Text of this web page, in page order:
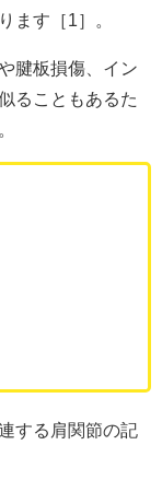
ます［1］。
腱板損傷、イン
ることもあるた
する肩関節の記